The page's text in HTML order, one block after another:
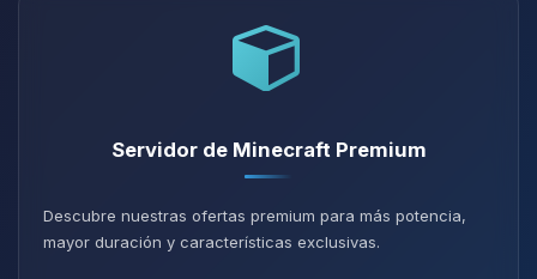
Servidor de Minecraft Premium
Descubre nuestras ofertas premium para más potencia,
mayor duración y características exclusivas.